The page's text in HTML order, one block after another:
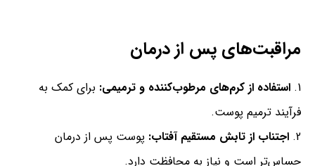
مراقبت‌های پس از درمان
استفاده از کرم‌های مرطوب‌کننده و ترمیمی: برای کمک به
فرآیند ترمیم پوست.
اجتناب از تابش مستقیم آفتاب: پوست پس از درمان
حساس‌تر است و نیاز به محافظت دارد.